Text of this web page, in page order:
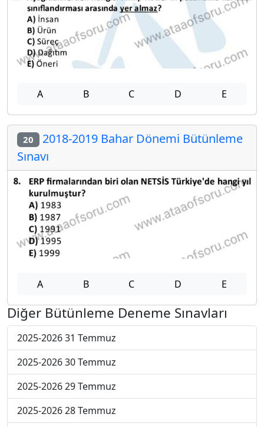
A B C D E
20 2018-2019 Bahar Dönemi Bütünleme
Sınavı
A B C D E
Diğer Bütünleme Deneme Sınavları
2025-2026 31 Temmuz
2025-2026 30 Temmuz
2025-2026 29 Temmuz
2025-2026 28 Temmuz